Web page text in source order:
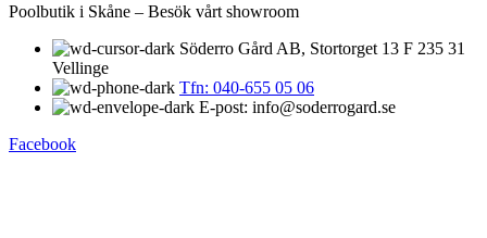
Poolbutik i Skåne – Besök vårt showroom
Söderro Gård AB, Stortorget 13 F 235 31
Vellinge
Tfn: 040-655 05 06
E-post: info@soderrogard.se
Facebook